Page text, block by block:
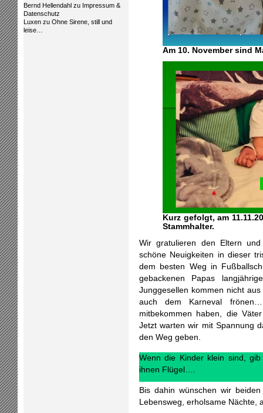
Bernd Hellendahl zu Impressum &
Datenschutz
Luxen zu Ohne Sirene, still und
leise…
Am 10. November sind
Kurz gefolgt, am
Stammhalter.
Wir gratulieren den Eltern
schöne Neuigkeiten in dieser
dem besten Weg in
gebackenen Papas
Junggesellen kommen nicht
auch dem Karneval
mitbekommen haben, die
Jetzt warten wir mit Spannung
den Weg geben.
Wenn die Kinder klein sind,
ihnen Flügel….
Bis dahin wünschen wir
Lebensweg, erholsame